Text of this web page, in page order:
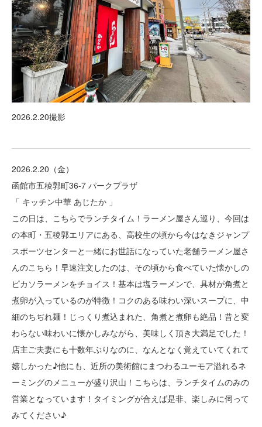
2026.2.20撮影
2026.2.20（金）
函館市五稜郭町36-7 パークプラザ
「 キッチン中華 あじたか 」
この日は、こちらでランチタイム！ラーメン屋さん巡り、今回は
の本町・五稜郭エリアにある、高校生の頃から今はなきジャンプ
スポーツセンターと一緒にお世話になっていた老舗ラーメン屋さ
んのこちら！早速注文したのは、その頃から食べていた懐かしの
ピカソラーメンをチョイス！基本は塩ラーメンで、具材が角煮と
煮卵が入っているのが特徴！コクのある味わい深いスープに、中
細のちぢれ麺！じっくり煮込まれた、角煮と煮卵も絶品！昔と変
わらない味わいに懐かしみながら、美味しく頂き大満足でした！
店主ご夫妻にも十数年ぶりなのに、なんとなく覚えていてくれて
嬉しかった♪他にも、近所の美術館にまつわるユーモア溢れるネ
ーミングのメニューが盛り沢山！こちらは、ランチタイムのみの
営業となっています！タイミングが合えば是非、楽しみに伺って
みてください♪